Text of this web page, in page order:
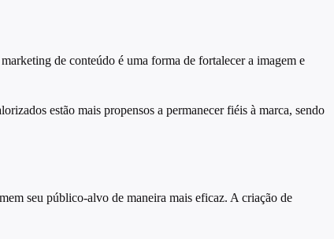
de conteúdo é uma forma de fortalecer a imagem e
estão mais propensos a permanecer fiéis à marca, sendo
seu público-alvo de maneira mais eficaz. A criação de